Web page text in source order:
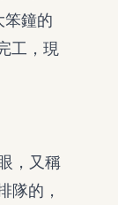
笨鐘的
工，現
，又稱
隊的，